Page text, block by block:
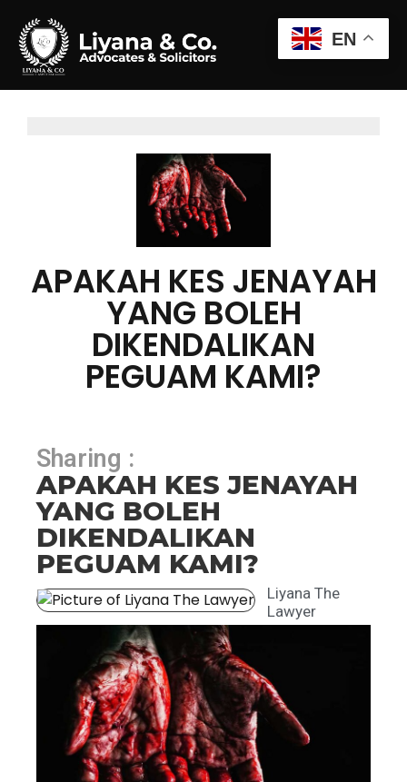
APAKAH KES JENAYAH
YANG BOLEH
DIKENDALIKAN
PEGUAM KAMI?
Sharing :
APAKAH KES JENAYAH
YANG BOLEH
DIKENDALIKAN
PEGUAM KAMI?
Liyana The
Lawyer
EN